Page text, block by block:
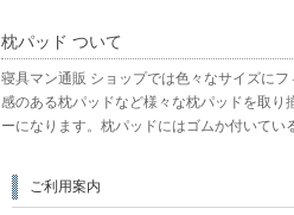
枕パッド ついて
寝具マン通販 ショップでは色々なサイズに
感のある枕パッドなど様々な枕パッドを取
ーになります。 枕パッドにはゴムか付いてい
ご利用案内